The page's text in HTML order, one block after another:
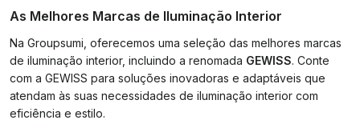
As Melhores Marcas de Iluminação Interior
Na Groupsumi, oferecemos uma seleção das melhores marcas
de iluminação interior, incluindo a renomada GEWISS. Conte
com a GEWISS para soluções inovadoras e adaptáveis que
atendam às suas necessidades de iluminação interior com
eficiência e estilo.